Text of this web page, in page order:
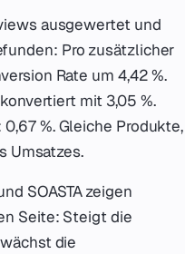
ausgewertet und
Pro zusätzlicher
Rate um 4,42 %.
mit 3,05 %.
%. Gleiche Produkte,
Umsatzes.
SOASTA zeigen
Seite: Steigt die
die